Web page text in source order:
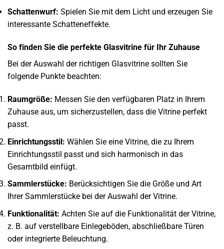
Schattenwurf: Spielen Sie mit dem Licht und erzeugen Sie
interessante Schatteneffekte.
So finden Sie die perfekte Glasvitrine für Ihr Zuhause
Bei der Auswahl der richtigen Glasvitrine sollten Sie
folgende Punkte beachten:
Raumgröße: Messen Sie den verfügbaren Platz in Ihrem
Zuhause aus, um sicherzustellen, dass die Vitrine perfekt
passt.
Einrichtungsstil: Wählen Sie eine Vitrine, die zu Ihrem
Einrichtungsstil passt und sich harmonisch in das
Gesamtbild einfügt.
Sammlerstücke: Berücksichtigen Sie die Größe und Art
Ihrer Sammlerstücke bei der Auswahl der Vitrine.
Funktionalität: Achten Sie auf die Funktionalität der Vitrine,
z. B. auf verstellbare Einlegeböden, abschließbare Türen
oder integrierte Beleuchtung.